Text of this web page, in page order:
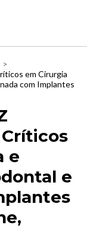
>
em Cirurgia
com Implantes
Críticos
e
e